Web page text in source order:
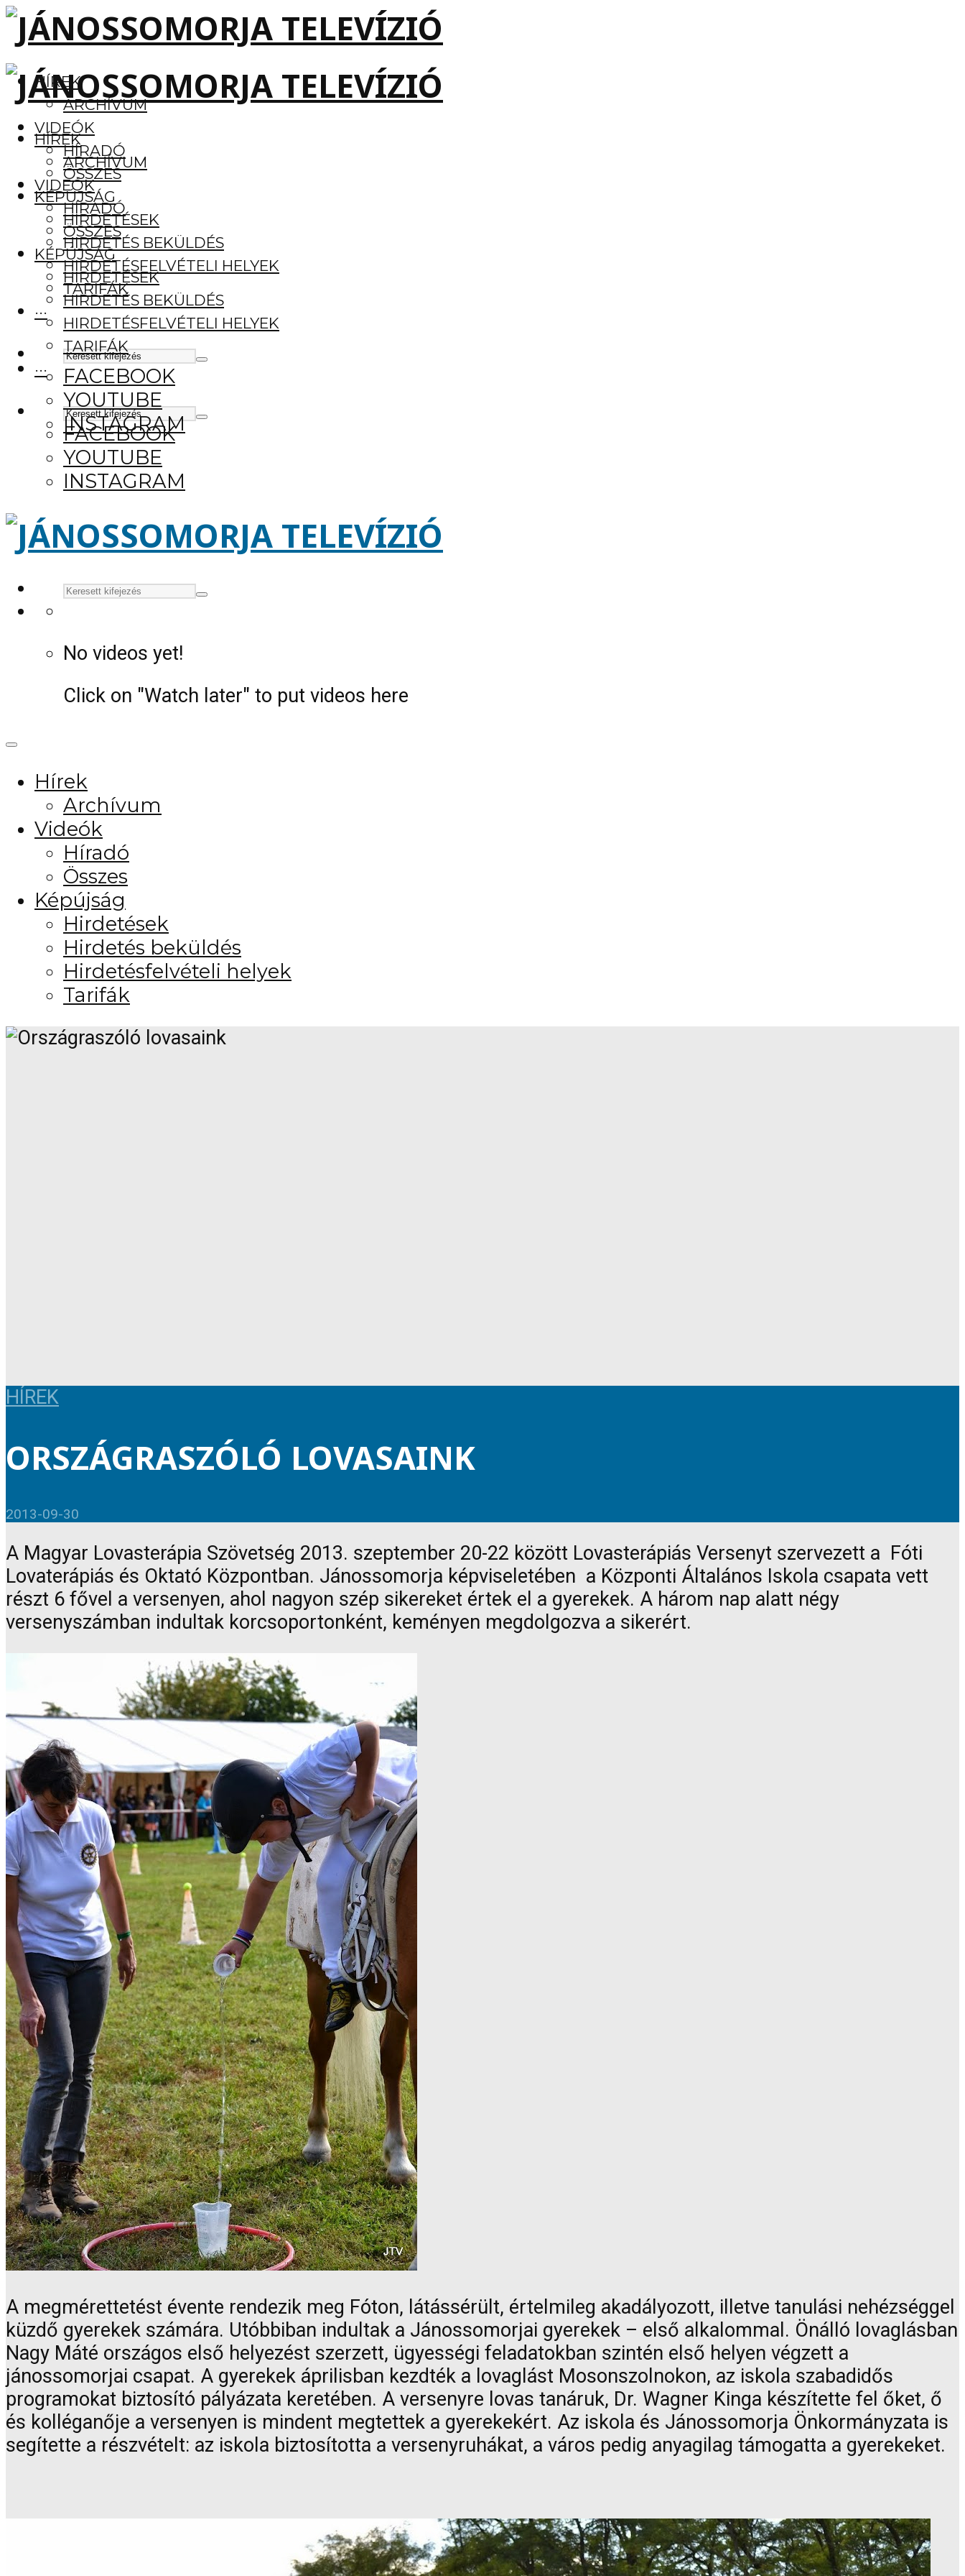
HÍREK
ARCHÍVUM
VIDEÓK
HÍRADÓ
ÖSSZES
KÉPÚJSÁG
HIRDETÉSEK
HIRDETÉS BEKÜLDÉS
HIRDETÉSFELVÉTELI HELYEK
TARIFÁK
···
FACEBOOK
YOUTUBE
INSTAGRAM
HÍREK
ARCHÍVUM
VIDEÓK
HÍRADÓ
ÖSSZES
KÉPÚJSÁG
HIRDETÉSEK
HIRDETÉS BEKÜLDÉS
HIRDETÉSFELVÉTELI HELYEK
TARIFÁK
···
FACEBOOK
YOUTUBE
INSTAGRAM
No videos yet!
Click on "Watch later" to put videos here
Hírek
Archívum
Videók
Híradó
Összes
Képújság
Hirdetések
Hirdetés beküldés
Hirdetésfelvételi helyek
Tarifák
HÍREK
ORSZÁGRASZÓLÓ LOVASAINK
2013-09-30
A Magyar Lovasterápia Szövetség 2013. szeptember 20-22 között Lovasterápiás Versenyt szervezett a Fóti
Lovaterápiás és Oktató Központban. Jánossomorja képviseletében a Központi Általános Iskola csapata vett
részt 6 fővel a versenyen, ahol nagyon szép sikereket értek el a gyerekek. A három nap alatt négy
versenyszámban indultak korcsoportonként, keményen megdolgozva a sikerért.
A megmérettetést évente rendezik meg Fóton, látássérült, értelmileg akadályozott, illetve tanulási nehézséggel
küzdő gyerekek számára. Utóbbiban indultak a Jánossomorjai gyerekek – első alkalommal. Önálló lovaglásban
Nagy Máté országos első helyezést szerzett, ügyességi feladatokban szintén első helyen végzett a
jánossomorjai csapat. A gyerekek áprilisban kezdték a lovaglást Mosonszolnokon, az iskola szabadidős
programokat biztosító pályázata keretében. A versenyre lovas tanáruk, Dr. Wagner Kinga készítette fel őket, ő
és kolléganője a versenyen is mindent megtettek a gyerekekért. Az iskola és Jánossomorja Önkormányzata is
segítette a részvételt: az iskola biztosította a versenyruhákat, a város pedig anyagilag támogatta a gyerekeket.